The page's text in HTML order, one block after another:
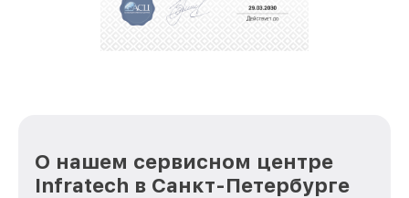
О нашем сервисном центре
Infratech в Санкт-Петербурге